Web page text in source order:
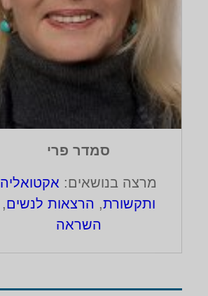
סמדר פרי
מרצה בנושאים: אקטואליה
ותקשורת, הרצאות לנשים,
השראה